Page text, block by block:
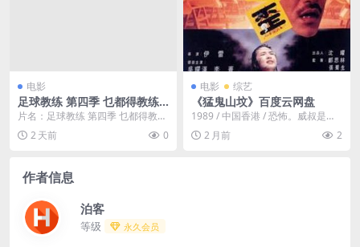
电影
足球教练 第四季 乜都得教练 /
泰德拉索：错棚教练趣事多
片名：足球教练 第四季 乜都得教练
/ 泰德拉索：错棚教练趣事多 分
类：电影 详...
2 天前 0
电影 综艺
《猛鬼山坟》百度云网盘
1989 / 中国香港 / 恐怖。威叔是擅
长治鬼的术士，道行十分高深，在
业内享有...
2 月前 2
作者信息
泊客
等级 永久会员